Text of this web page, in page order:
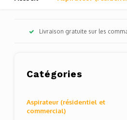
Livraison gratuite sur les
Catégories
Aspirateur (résidentiel et
commercial)